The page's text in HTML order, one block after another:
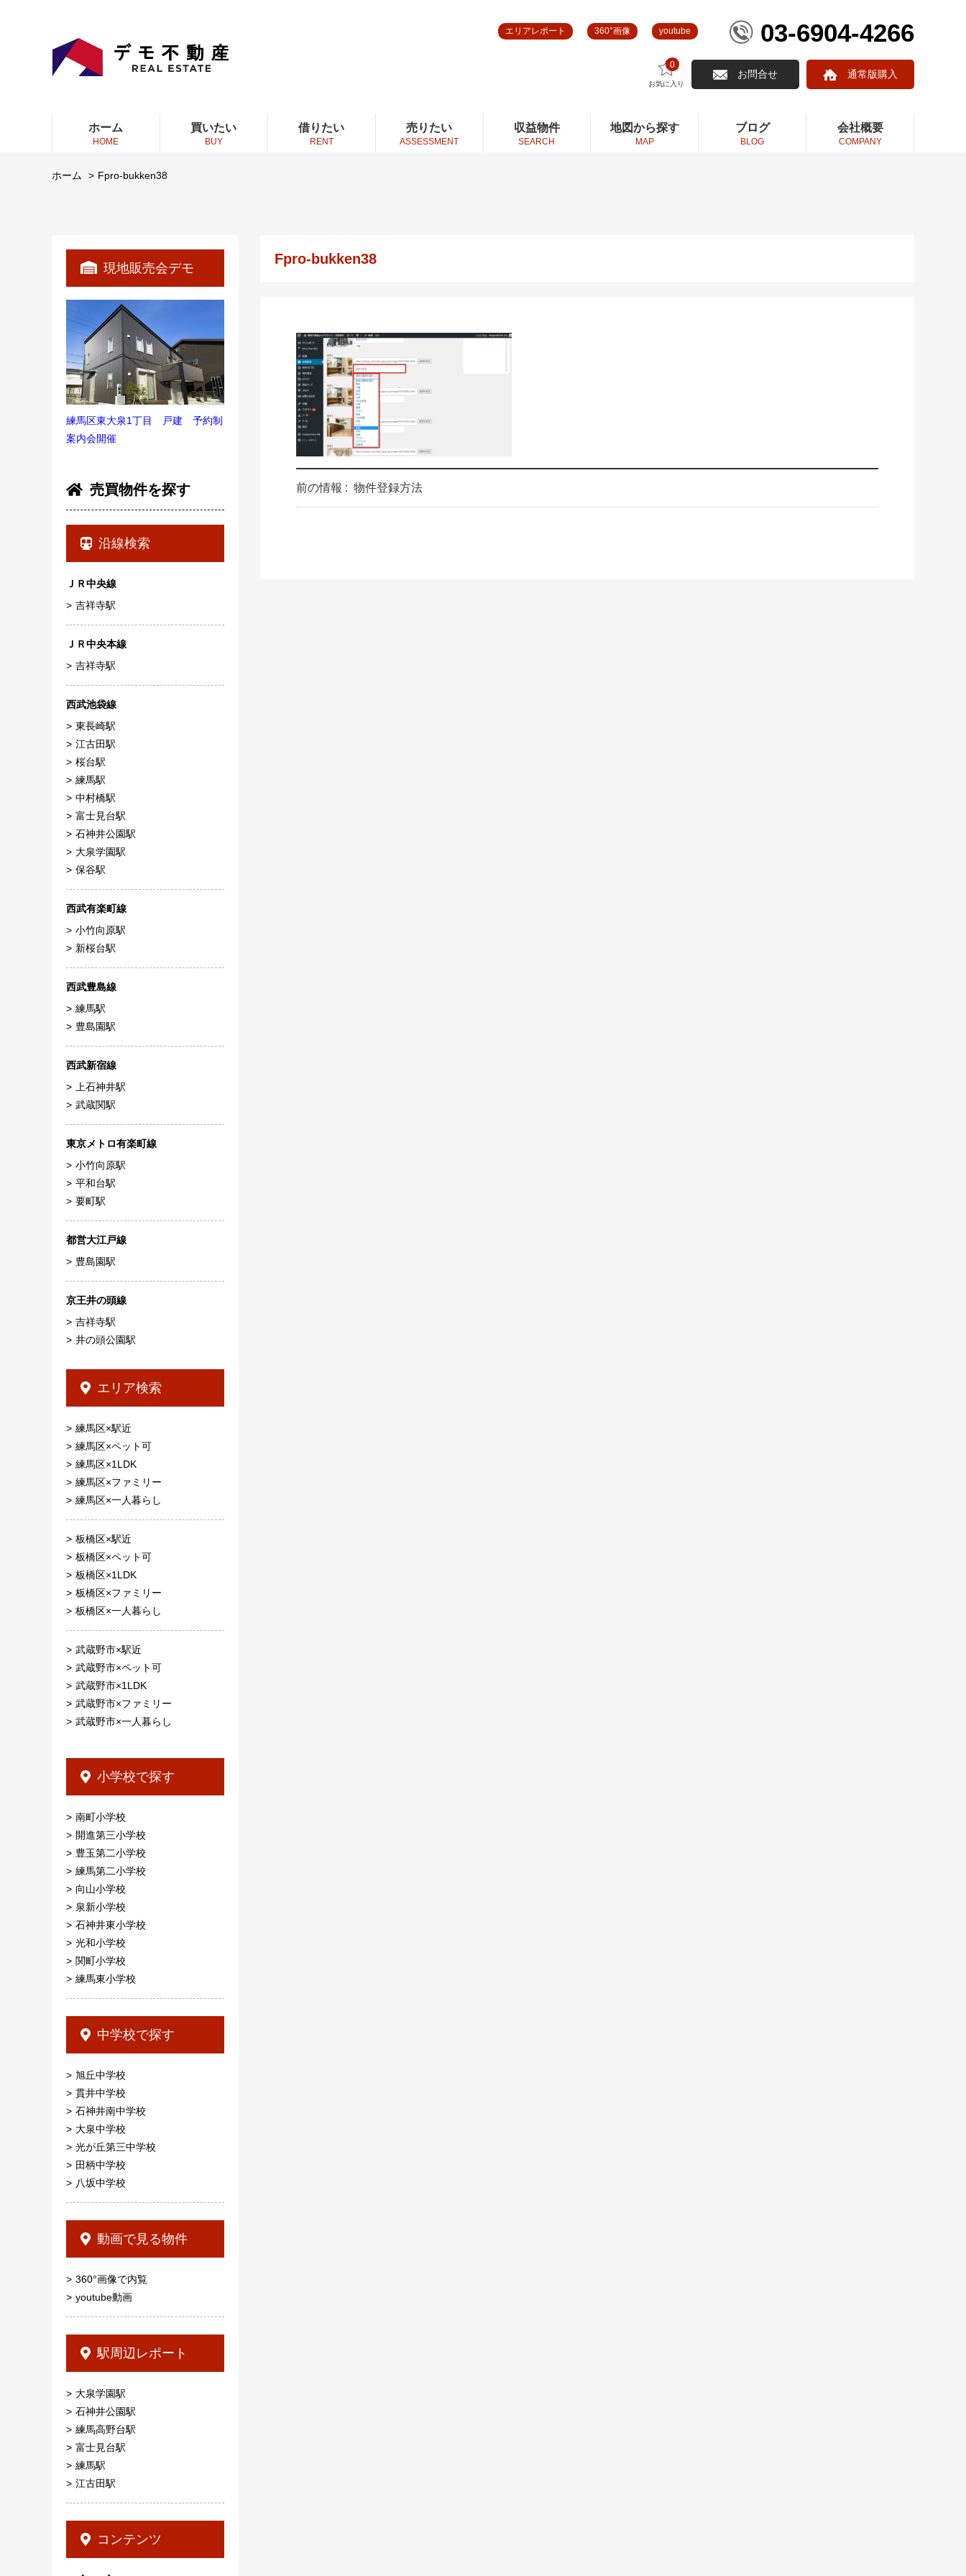
エリアレポート 360°画像 youtube 03-6904-4266
0
お気に入り
お問合せ 通常版購入
ホーム
HOME
買いたい
BUY
借りたい
RENT
売りたい
ASSESSMENT
収益物件
SEARCH
地図から探す
MAP
ブログ
BLOG
会社概要
COMPANY
ホーム Fpro-bukken38
現地販売会デモ
練馬区東大泉1丁目 戸建 予約制
案内会開催
売買物件を探す
沿線検索
ＪＲ中央線
吉祥寺駅
ＪＲ中央本線
吉祥寺駅
西武池袋線
東長崎駅
江古田駅
桜台駅
練馬駅
中村橋駅
富士見台駅
石神井公園駅
大泉学園駅
保谷駅
西武有楽町線
小竹向原駅
新桜台駅
西武豊島線
練馬駅
豊島園駅
西武新宿線
上石神井駅
武蔵関駅
東京メトロ有楽町線
小竹向原駅
平和台駅
要町駅
都営大江戸線
豊島園駅
京王井の頭線
吉祥寺駅
井の頭公園駅
エリア検索
練馬区×駅近
練馬区×ペット可
練馬区×1LDK
練馬区×ファミリー
練馬区×一人暮らし
板橋区×駅近
板橋区×ペット可
板橋区×1LDK
板橋区×ファミリー
板橋区×一人暮らし
武蔵野市×駅近
武蔵野市×ペット可
武蔵野市×1LDK
武蔵野市×ファミリー
武蔵野市×一人暮らし
小学校で探す
南町小学校
開進第三小学校
豊玉第二小学校
練馬第二小学校
向山小学校
泉新小学校
石神井東小学校
光和小学校
関町小学校
練馬東小学校
中学校で探す
旭丘中学校
貫井中学校
石神井南中学校
大泉中学校
光が丘第三中学校
田柄中学校
八坂中学校
動画で見る物件
360°画像で内覧
youtube動画
駅周辺レポート
大泉学園駅
石神井公園駅
練馬高野台駅
富士見台駅
練馬駅
江古田駅
コンテンツ
Fpro-bukken38
前の情報 : 物件登録方法